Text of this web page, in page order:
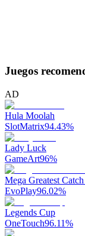
Juegos
AD
Hula Moolah
SlotMatrix94.43%
Lady Luck
GameArt96%
Mega Greatest
EvoPlay96.02%
Legends Cup
OneTouch96.11%